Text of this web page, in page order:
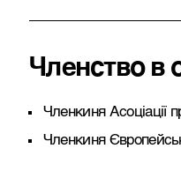
Членство в
Членкиня Асоціації
Членкиня